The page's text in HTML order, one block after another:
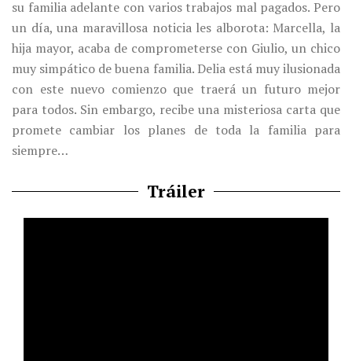
su familia adelante con varios trabajos mal pagados. Pero
un día, una maravillosa noticia les alborota: Marcella, la
hija mayor, acaba de comprometerse con Giulio, un chico
muy simpático de buena familia. Delia está muy ilusionada
con este nuevo comienzo que traerá un futuro mejor
para todos. Sin embargo, recibe una misteriosa carta que
promete cambiar los planes de toda la familia para
siempre…
Tráiler